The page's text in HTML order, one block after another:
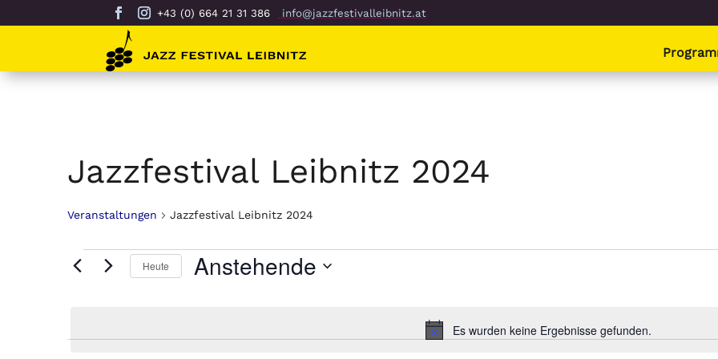
+43 (0) 664 21 31 386 info@jazzfestivalleibnitz.at
Jazzfestival Leibnitz 2024
Veranstaltungen Jazzfestival Leibnitz 2024
Veranstaltungen
Hinweis
Es wurden keine Ergebnisse gefunden.
Heute Anstehende